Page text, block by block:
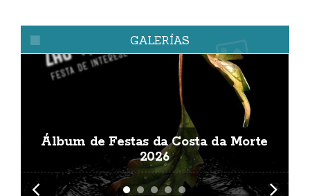
GALERÍAS
Álbum de Festas da Costa da Morte
2026